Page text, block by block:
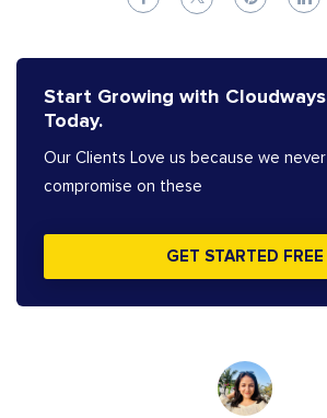
Start Growing with Cloudways
Today.
Our Clients Love us because we never
compromise on these
GET STARTED FREE